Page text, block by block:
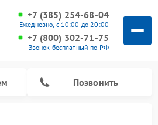
+7 (385) 254-68-04
Ежедневно, с 10:00 до 20:00
+7 (800) 302-71-75
Звонок бесплатный по РФ
Позвонить